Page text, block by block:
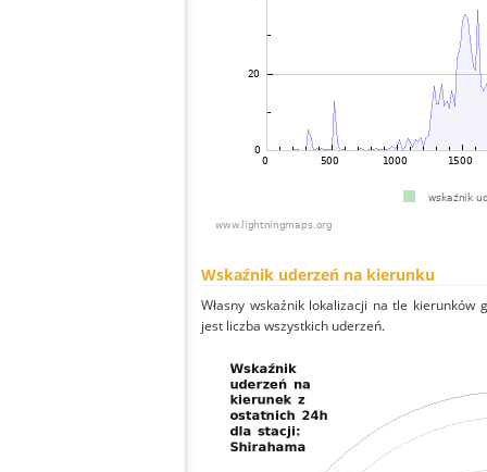
Wskaźnik uderzeń na kierunku
Własny wskaźnik lokalizacji na tle
jest liczba wszystkich uderzeń.